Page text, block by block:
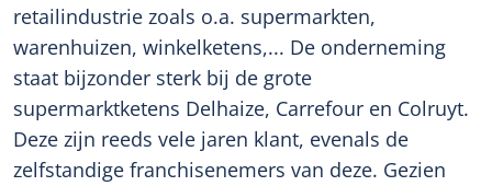
retailindustrie zoals o.a. supermarkten,
warenhuizen, winkelketens,... De onderneming
staat bijzonder sterk bij de grote
supermarktketens Delhaize, Carrefour en Colruyt.
Deze zijn reeds vele jaren klant, evenals de
zelfstandige franchisenemers van deze. Gezien